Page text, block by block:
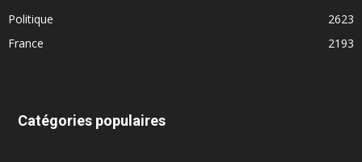
Politique
2623
France
2193
Catégories populaires